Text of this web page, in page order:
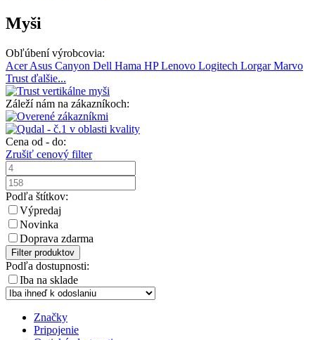
Myši
Obľúbení výrobcovia:
AcerAsus Canyon Dell Hama HPLenovo Logitech LorgarMarvo
Trust ďalšie...
Záleží nám na zákazníkoch:
Cena od - do:
Zrušiť cenový filter
Podľa štítkov:
Výpredaj
Novinka
Doprava zdarma
Filter produktov
Podľa dostupnosti:
Iba na sklade
Značky
Pripojenie